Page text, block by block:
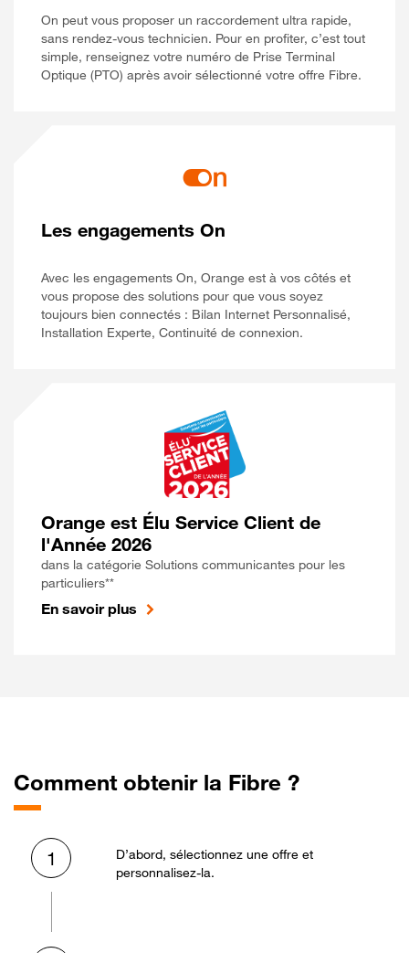
On peut vous proposer un raccordement ultra rapide,
sans rendez-vous technicien. Pour en profiter, c’est tout
simple, renseignez votre numéro de Prise Terminal
Optique (PTO) après avoir sélectionné votre offre Fibre.
Les engagements On
Avec les engagements On, Orange est à vos côtés et
vous propose des solutions pour que vous soyez
toujours bien connectés : Bilan Internet Personnalisé,
Installation Experte, Continuité de connexion.
Orange est Élu Service Client de
l'Année 2026
dans la catégorie Solutions communicantes pour les
particuliers**
En savoir plus
Comment obtenir la Fibre ?
1
D’abord, sélectionnez une offre et
personnalisez-la.